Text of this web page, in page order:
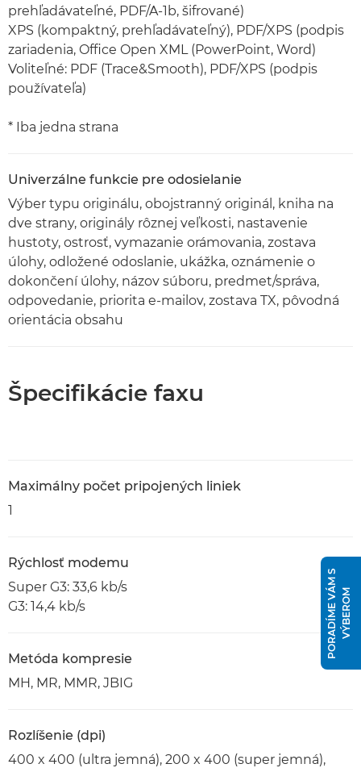
prehľadávateľné, PDF/A-1b, šifrované)
XPS (kompaktný, prehľadávateľný), PDF/XPS (podpis
zariadenia, Office Open XML (PowerPoint, Word)
Voliteľné: PDF (Trace&Smooth), PDF/XPS (podpis
používateľa)
* Iba jedna strana
Univerzálne funkcie pre odosielanie
Výber typu originálu, obojstranný originál, kniha na
dve strany, originály rôznej veľkosti, nastavenie
hustoty, ostrosť, vymazanie orámovania, zostava
úlohy, odložené odoslanie, ukážka, oznámenie o
dokončení úlohy, názov súboru, predmet/správa,
odpovedanie, priorita e-mailov, zostava TX, pôvodná
orientácia obsahu
Špecifikácie faxu
Maximálny počet pripojených liniek
1
Rýchlosť modemu
Super G3: 33,6 kb/s
G3: 14,4 kb/s
Metóda kompresie
MH, MR, MMR, JBIG
Rozlíšenie (dpi)
400 x 400 (ultra jemná), 200 x 400 (super jemná),
P
O
R
A
D
Í
M
E
V
Á
M
S
V
Ý
B
E
R
OM